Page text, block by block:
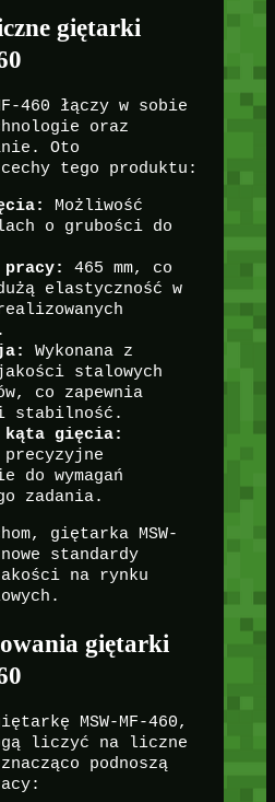
giętarki
460 łączy w sobie
oraz
Oto
tego produktu:
Możliwość
o grubości do
pracy:
465 mm, co
elastyczność w
Wykonana z
stalowych
co zapewnia
stabilność.
kąta gięcia:
precyzyjne
do wymagań
zadania.
giętarka MSW-
standardy
na rynku
giętarki
MSW-MF-460,
liczyć na liczne
podnoszą